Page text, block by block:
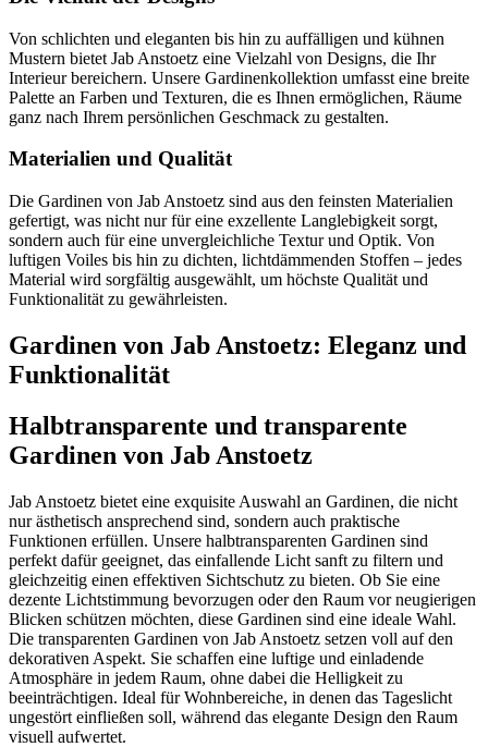
Von schlichten und eleganten bis hin zu auffälligen und kühnen
Mustern bietet Jab Anstoetz eine Vielzahl von Designs, die Ihr
Interieur bereichern. Unsere Gardinenkollektion umfasst eine breite
Palette an Farben und Texturen, die es Ihnen ermöglichen, Räume
ganz nach Ihrem persönlichen Geschmack zu gestalten.
Materialien und Qualität
Die Gardinen von Jab Anstoetz sind aus den feinsten Materialien
gefertigt, was nicht nur für eine exzellente Langlebigkeit sorgt,
sondern auch für eine unvergleichliche Textur und Optik. Von
luftigen Voiles bis hin zu dichten, lichtdämmenden Stoffen – jedes
Material wird sorgfältig ausgewählt, um höchste Qualität und
Funktionalität zu gewährleisten.
Gardinen von Jab Anstoetz: Eleganz und
Funktionalität
Halbtransparente und transparente
Gardinen von Jab Anstoetz
Jab Anstoetz bietet eine exquisite Auswahl an Gardinen, die nicht
nur ästhetisch ansprechend sind, sondern auch praktische
Funktionen erfüllen. Unsere halbtransparenten Gardinen sind
perfekt dafür geeignet, das einfallende Licht sanft zu filtern und
gleichzeitig einen effektiven Sichtschutz zu bieten. Ob Sie eine
dezente Lichtstimmung bevorzugen oder den Raum vor neugierigen
Blicken schützen möchten, diese Gardinen sind eine ideale Wahl.
Die transparenten Gardinen von Jab Anstoetz setzen voll auf den
dekorativen Aspekt. Sie schaffen eine luftige und einladende
Atmosphäre in jedem Raum, ohne dabei die Helligkeit zu
beeinträchtigen. Ideal für Wohnbereiche, in denen das Tageslicht
ungestört einfließen soll, während das elegante Design den Raum
visuell aufwertet.